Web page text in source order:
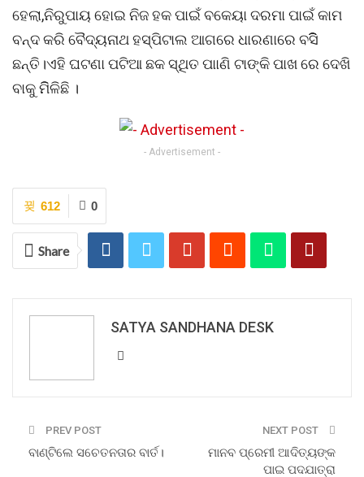
ହେଲା,ନିରୁପାୟ ହୋଇ ନିଜ ହକ ପାଇଁ ବକେୟା ଦରମା ପାଇଁ କାମ
ବନ୍ଦ କରି ବୈଦ୍ୟନାଥ ହସ୍ପିଟାଲ ଆଗରେ ଧାରଣାରେ ବସିିି
ଛନ୍ତି।ଏହି ଘଟଣା ପଟିଆ ଛକ ସ୍ଥିତ ପାାଣି ଟାଙ୍କି ପାଖ ରେ ଦେଖି
ବାକୁ ମିିଳିଛି ।
- Advertisement -
0
612
Share
SATYA SANDHANA DESK
PREV POST
ବାଣ୍ଟିଲେ ସଚେତନତାର ବାର୍ତ।
NEXT POST
ମାନବ ପ୍ରେମୀ ଆଦିତ୍ୟଙ୍କ
ପାଇ ପଦଯାତ୍ରା